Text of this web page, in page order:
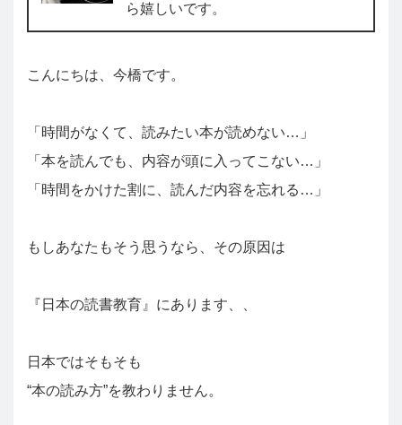
ら嬉しいです。
こんにちは、今橋です。
「時間がなくて、読みたい本が読めない…」
「本を読んでも、内容が頭に入ってこない…」
「時間をかけた割に、読んだ内容を忘れる…」
もしあなたもそう思うなら、その原因は
『日本の読書教育』にあります、、
日本ではそもそも
“本の読み方”を教わりません。